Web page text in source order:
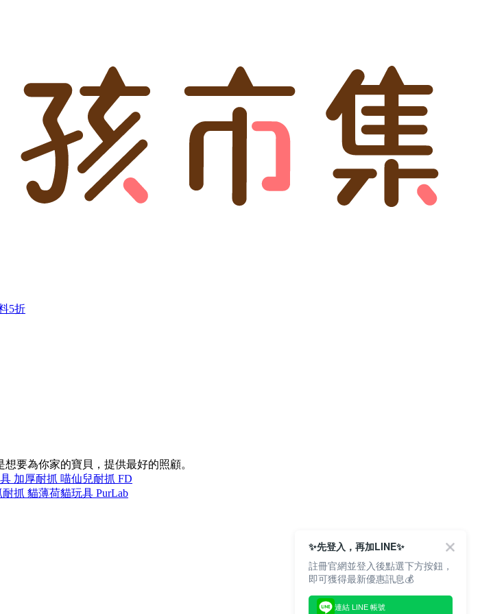
5折
要為你家的寶貝，提供最好的照顧。
加厚耐抓 喵仙兒耐抓 FD
耐抓 貓薄荷貓玩具 PurLab
✨先登入，再加LINE✨
註冊官網並登入後點選下方按鈕，
即可獲得最新優惠訊息💰
連結 LINE 帳號